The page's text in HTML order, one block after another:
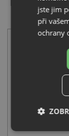
SET
mm
jste jim
při
ochrany